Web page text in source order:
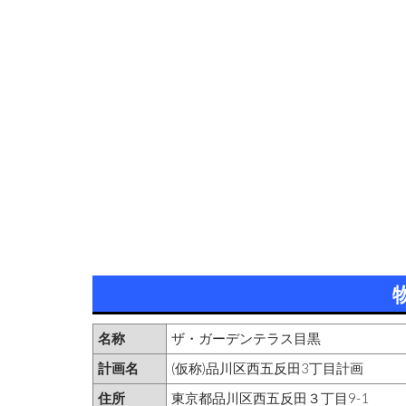
名称
ザ・ガーデンテラス目黒
計画名
(仮称)品川区西五反田3丁目計画
住所
東京都品川区西五反田３丁目9-1